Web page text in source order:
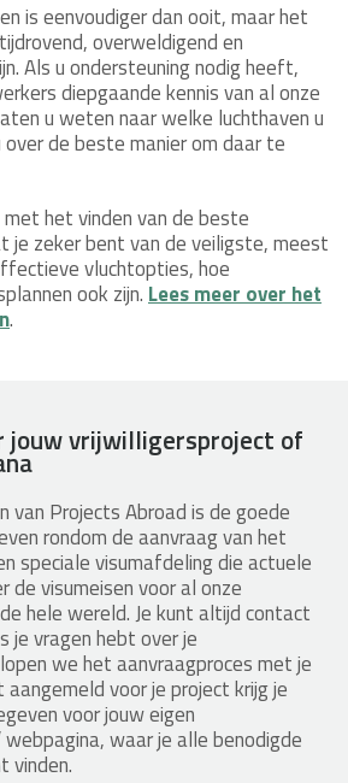
is eenvoudiger dan ooit, maar het
overweldigend en
Als u ondersteuning nodig heeft,
diepgaande kennis van al onze
u weten naar welke luchthaven u
de beste manier om daar te
met het vinden van de beste
je zeker bent van de veiligste, meest
vluchtopties, hoe
ook zijn.Lees meer over het
.
jouw vrijwilligersproject of
van Projects Abroad is de goede
rondom de aanvraag van het
speciale visumafdeling die actuele
visumeisen voor al onze
hele wereld. Je kunt altijd contact
je vragen hebt over je
we het aanvraagproces met je
aangemeld voor je project krijg je
voor jouw eigen
waar je alle benodigde
vinden.